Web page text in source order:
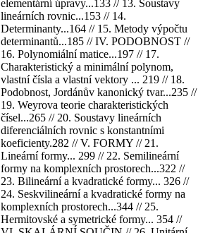
elementární úpravy...133 // 13. Soustavy
lineárních rovnic...153 // 14.
Determinanty...164 // 15. Metody výpočtu
determinantů...185 // IV. PODOBNOST //
16. Polynomiální matice...197 // 17.
Charakteristický a minimální polynom,
vlastní čísla a vlastní vektory ... 219 // 18.
Podobnost, Jordánův kanonický tvar...235 //
19. Weyrova teorie charakteristických
čísel...265 // 20. Soustavy lineárních
diferenciálních rovnic s konstantními
koeficienty.282 // V. FORMY // 21.
Lineární formy... 299 // 22. Semilineární
formy na komplexních prostorech...322 //
23. Bilineární a kvadratické formy... 326 //
24. Seskvilineární a kvadratické formy na
komplexních prostorech...344 // 25.
Hermitovské a symetrické formy... 354 //